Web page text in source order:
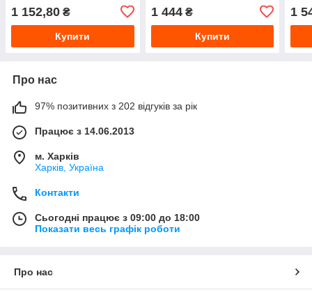
1 152,80 ₴
Купити
1 444₴
Купити
1
Про нас
97% позитивних з 202 відгуків за рік
Працює з 14.06.2013
м. Харків
Харків, Україна
Контакти
Сьогодні працює з 09:00 до 18:00
Показати весь графік роботи
Про нас